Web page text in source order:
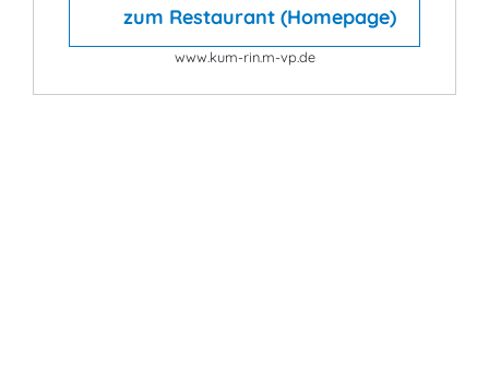
zum Restaurant (Homepage)
www.kum-rin.m-vp.de